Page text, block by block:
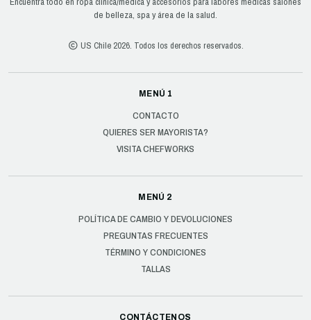
de belleza, spa y área de la salud.
US Chile 2026. Todos los derechos reservados.
MENÚ 1
CONTACTO
QUIERES SER MAYORISTA?
VISITA CHEFWORKS
MENÚ 2
POLÍTICA DE CAMBIO Y DEVOLUCIONES
PREGUNTAS FRECUENTES
TÉRMINO Y CONDICIONES
TALLAS
CONTÁCTENOS